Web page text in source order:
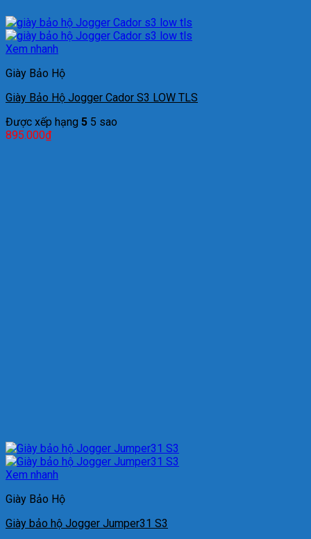
Xem nhanh
Giày Bảo Hộ
Giày Bảo Hộ Jogger Cador S3 LOW TLS
Được xếp hạng 5 5 sao
895.000₫
Xem nhanh
Giày Bảo Hộ
Giày bảo hộ Jogger Jumper31 S3